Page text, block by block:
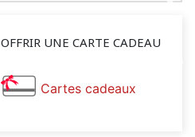
OFFRIR UNE CARTE CADEAU
Cartes cadeaux